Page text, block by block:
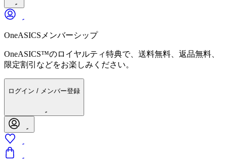
OneASICSメンバーシップ
OneASICS™のロイヤルティ特典で、送料無料、返品無料、
限定割引などをお楽しみください。
ログイン / メンバー登録